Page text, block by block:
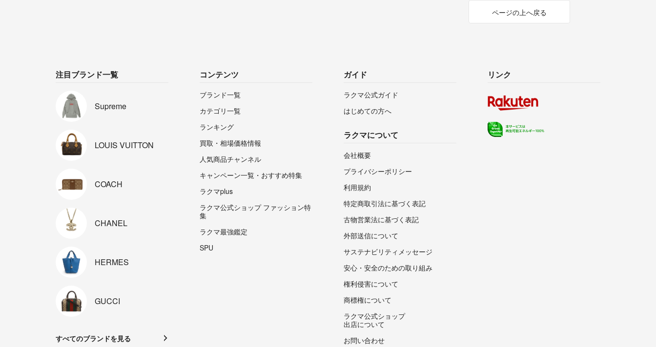
ページの上へ戻る
注目ブランド一覧
Supreme
LOUIS VUITTON
COACH
CHANEL
HERMES
GUCCI
すべてのブランドを見る
コンテンツ
ブランド一覧
カテゴリ一覧
ランキング
買取・相場価格情報
人気商品チャンネル
キャンペーン一覧・おすすめ特集
ラクマplus
ラクマ公式ショップ ファッション特
集
ラクマ最強鑑定
SPU
ガイド
ラクマ公式ガイド
はじめての方へ
ラクマについて
会社概要
プライバシーポリシー
利用規約
特定商取引法に基づく表記
古物営業法に基づく表記
外部送信について
サステナビリティメッセージ
安心・安全のための取り組み
権利侵害について
商標権について
ラクマ公式ショップ
出店について
お問い合わせ
リンク